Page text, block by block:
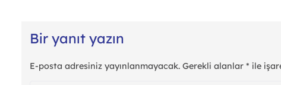
Bir yanıt yazın
E-posta adresiniz yayınlanmayacak. Gerekli alanlar* ile